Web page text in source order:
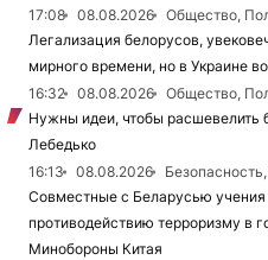
17:08
08.08.2026
Общество,
Легализация белорусов,
мирного времени, но в Украине
16:32
08.08.2026
Общество,
Нужны идеи, чтобы расшевелить
Лебедько
16:13
08.08.2026
Совместные с Беларусью
противодействию терроризму в
Минобороны Китая